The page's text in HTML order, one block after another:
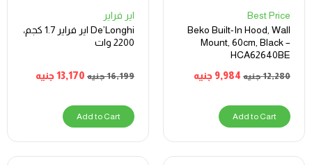
Best Price
Beko Built-In Hood, Wall
Mount, 60cm, Black –
HCA62640BE
12,280جنيه 9,984 جنيه
Add to Cart
اير فراير
De’Longhi اير فراير 1.7 كجم،
2200 وات
16,199جنيه 13,170جنيه
Add to Cart